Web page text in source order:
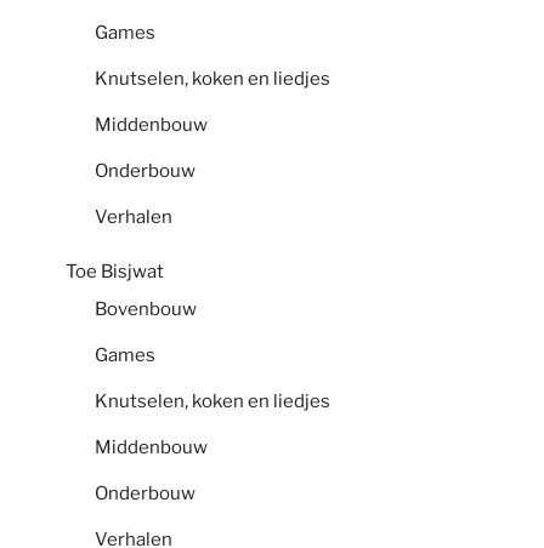
Games
Knutselen, koken en liedjes
Middenbouw
Onderbouw
Verhalen
Toe Bisjwat
Bovenbouw
Games
Knutselen, koken en liedjes
Middenbouw
Onderbouw
Verhalen